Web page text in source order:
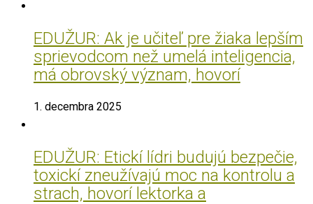
EDUŽUR: Ak je učiteľ pre žiaka lepším
sprievodcom než umelá inteligencia,
má obrovský význam, hovorí
1. decembra 2025
EDUŽUR: Etickí lídri budujú bezpečie,
toxickí zneužívajú moc na kontrolu a
strach, hovorí lektorka a